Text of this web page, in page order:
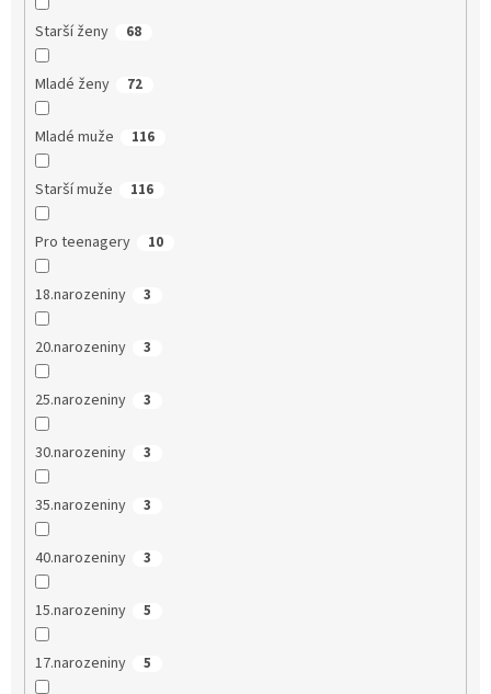
Starší ženy 68
Mladé ženy 72
Mladé muže 116
Starší muže 116
Pro teenagery 10
18.narozeniny 3
20.narozeniny 3
25.narozeniny 3
30.narozeniny 3
35.narozeniny 3
40.narozeniny 3
15.narozeniny 5
17.narozeniny 5